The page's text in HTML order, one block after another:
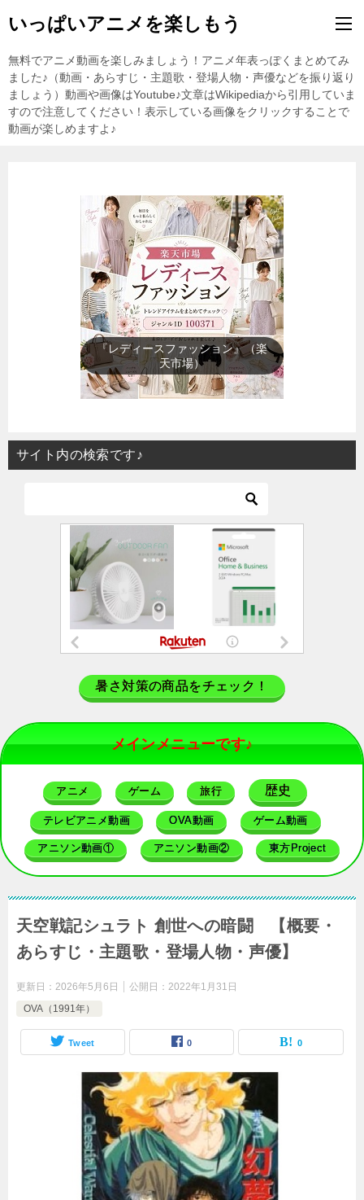
いっぱいアニメを楽しもう
無料でアニメ動画を楽しみましょう！アニメ年表っぽくまとめてみ
ました♪（動画・あらすじ・主題歌・登場人物・声優などを振り返り
ましょう）動画や画像はYoutube♪文章はWikipediaから引用していま
すので注意してください！表示している画像をクリックすることで
動画が楽しめますよ♪
『テレビゲーム』（楽天市場）
サイト内の検索です♪
暑さ対策の商品をチェック！
メインメニューです♪
アニメ ゲーム 旅行 歴史
テレビアニメ動画 OVA動画 ゲーム動画
アニソン動画① アニソン動画② 東方Project
天空戦記シュラト 創世への暗闘 【概要・
あらすじ・主題歌・登場人物・声優】
更新日： 2026年5月6日 公開日： 2022年1月31日
OVA（1991年）
Tweet 0 0